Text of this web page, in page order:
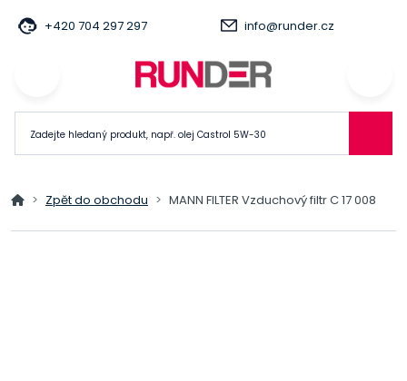
+420 704 297 297 info@runder.cz
Zpět do obchodu MANN FILTER Vzduchový filtr C 17 008